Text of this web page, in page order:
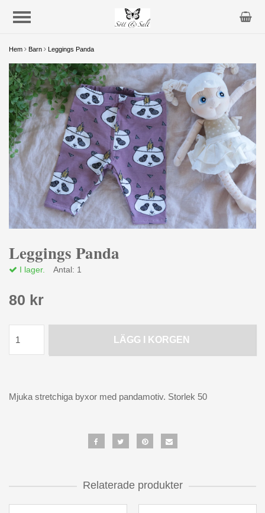
Hem Barn Leggings Panda
Leggings Panda
I lager. Antal: 1
80 kr
LÄGG I KORGEN
Mjuka stretchiga byxor med pandamotiv. Storlek 50
Relaterade produkter